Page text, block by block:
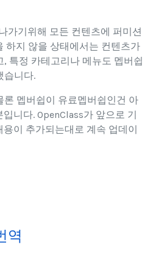
가기위해 모든 컨텐츠에 퍼미션
하지 않을 상태에서는 컨텐츠가
특정 카테고리나 메뉴도 멥버쉽
습니다.
론 멥버쉽이 유료멥버쉽인건 아
니다. OpenClass가 앞으로 기
이 추가되는대로 계속 업데이
역